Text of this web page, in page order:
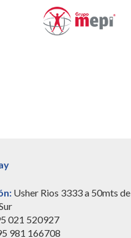
Usher Rios 3333 a 50mts de
021 520927
981 166708